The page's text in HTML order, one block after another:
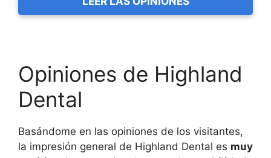
Opiniones de Highland
Dental
Basándome en las opiniones de los visitantes,
la impresión general de Highland Dental es muy